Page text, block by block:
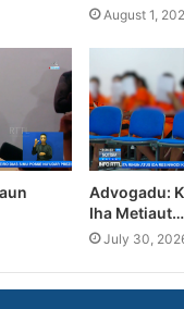
August 1,
Advogadu:
Iha Metiaut…
July 30,